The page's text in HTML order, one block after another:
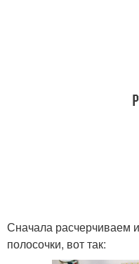
Сначала расчерчиваем
полосочки, вот так: